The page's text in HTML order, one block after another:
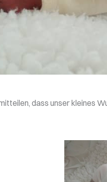
dass unser kleines